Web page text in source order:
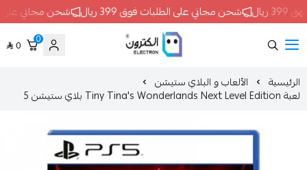
شحن مجاني على الطلبات فوق 399 ريال شحن مجاني على الطلبات فوق 399 ريال
الألعاب و البلاي ستيشن